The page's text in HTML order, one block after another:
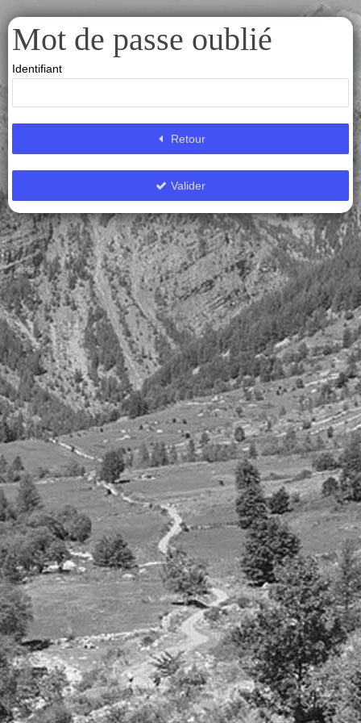
Mot de passe oublié
Identifiant
Retour
Valider